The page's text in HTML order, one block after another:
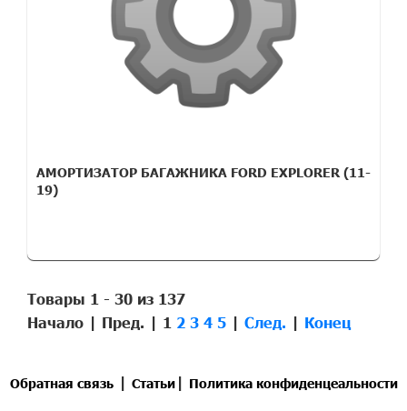
АМОРТИЗАТОР БАГАЖНИКА FORD EXPLORER (11-
19)
Товары 1 - 30 из 137
Начало | Пред. | 1 2 3 4 5 | След. | Конец
Обратная связь| Статьи| Политика конфиденцеальности